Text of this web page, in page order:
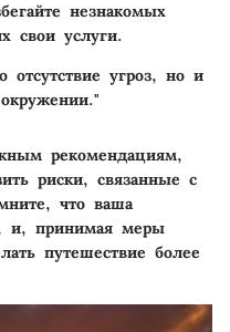
незнакомых
свои услуги.
отсутствие угроз, но и
рекомендациям,
риски, связанные с
что ваша
и, принимая меры
путешествие более